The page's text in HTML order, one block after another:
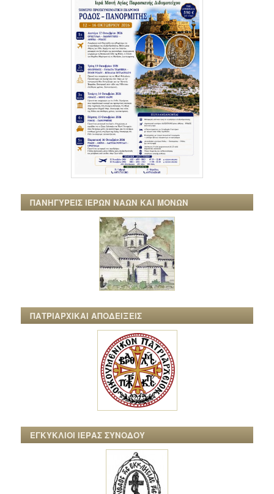
ΠΑΝΗΓΥΡΕΙΣ ΙΕΡΩΝ ΝΑΩΝ ΚΑΙ ΜΟΝΩΝ
ΠΑΤΡΙΑΡΧΙΚΑΙ ΑΠΟΔΕΙΞΕΙΣ
ΕΓΚΥΚΛΙΟΙ ΙΕΡΑΣ ΣΥΝΟΔΟΥ